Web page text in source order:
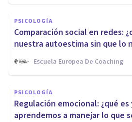
PSICOLOGÍA
Comparación social en redes:
nuestra autoestima sin que lo
Escuela Europea De Coaching
PSICOLOGÍA
Regulación emocional: ¿qué es
aprendemos a manejar lo que